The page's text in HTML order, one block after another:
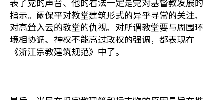
指示。阚保平对教堂建筑形式的异乎寻常的关注、
对高耸入云的教堂的仇视、对所谓教堂要与周围环
境相协调、神权不能高过政权的强调，都表现在
《浙江宗教建筑规范》中了。